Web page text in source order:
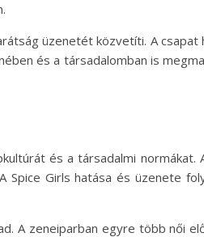
üzenetét közvetíti. A csapat
és a társadalomban is
és a társadalmi normákat.
Spice Girls hatása és üzenete
A zeneiparban egyre több női